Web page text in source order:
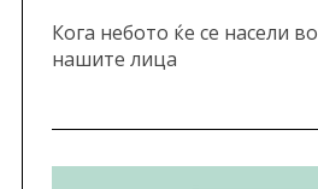
Кога небото ќе се насели во
нашите лица